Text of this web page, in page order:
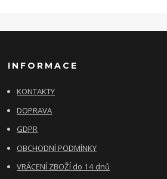
INFORMACE
KONTAKTY
DOPRAVA
GDPR
OBCHODNÍ PODMÍNKY
VRÁCENÍ ZBOŽÍ do 14 dnů